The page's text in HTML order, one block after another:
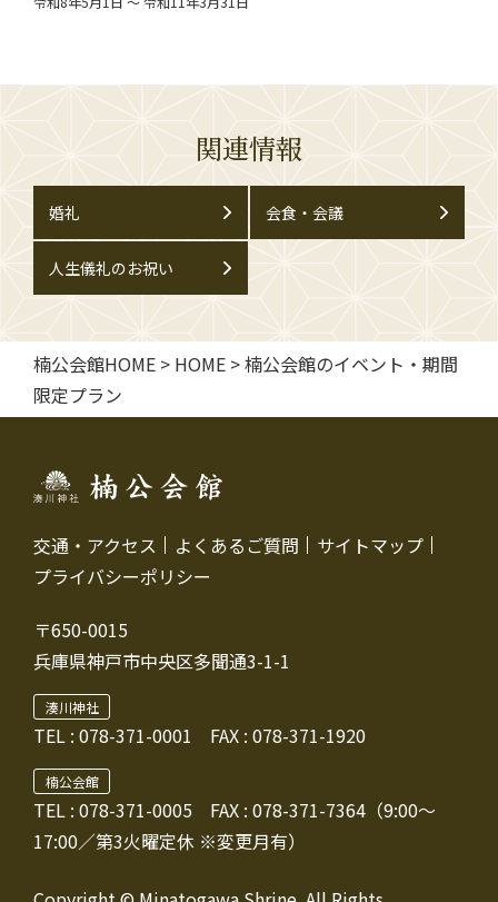
関連情報
婚礼 会食・会議
人生儀礼のお祝い
楠公会館HOME > HOME >楠公会館のイベント・期間
限定プラン
交通・アクセス よくあるご質問
サイトマップ
プライバシーポリシー
〒650-0015
兵庫県神戸市中央区多聞通3-1-1
湊川神社
TEL : 078-371-0001 FAX : 078-371-1920
楠公会館
TEL : 078-371-0005 FAX : 078-371-7364（9:00～
17:00／第3火曜定休 ※変更月有）